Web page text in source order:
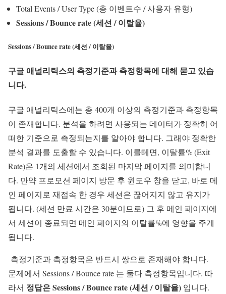
Total Events / User Type (총 이벤트수 / 사용자 유형)
Sessions / Bounce rate (세션 / 이탈율)
Sessions / Bounce rate (세션 / 이탈율)
구글 애널리틱스의 측정기준과 측정항목에 대해 묻고 있습
니다.
구글 애널리틱스에는 총 400개 이상의 측정기준과 측정항목
이 존재합니다. 분석을 하려면 사용되는 데이터가 정확히 어
떠한 기준으로 측정되는지를 알아야 합니다. 그래야 정확한
분석 결과를 도출할 수 있습니다. 이를테면, 이탈률% (Exit
Rate)은 1개의 세션에서 조회된 마지막 페이지를 의미합니
다. 만약 프로모션 페이지 방문 후 윈도우 창을 닫고, 바로 메
인 페이지로 재접속 한 경우 세션은 끊어지지 않고 유지가
됩니다. (세션 만료 시간은 30분이므로) 그 후 메인 페이지에
서 세션이 종료되면 메인 페이지의 이탈률%에 영향을 주게
됩니다.
측정기준과 측정항목은 반드시 쌍으로 존재해야 합니다.
문제에서 Sessions / Bounce rate 는 둘다 측정항목입니다. 따
라서 정답은 Sessions / Bounce rate (세션 / 이탈율) 입니다.